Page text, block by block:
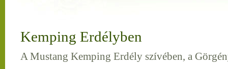
Kemping Erdélyben
A Mustang Kemping Erdély szívében, a